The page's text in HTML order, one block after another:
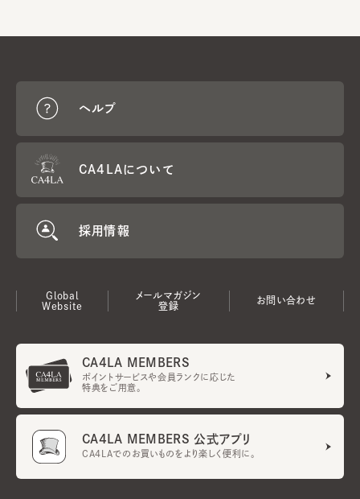
ヘルプ
CA4LAについて
採用情報
Global
Website
メールマガジン
登録
お問い合わせ
CA4LA MEMBERS
ポイントサービスや会員ランクに応じた
特典をご用意。
CA4LA MEMBERS 公式アプリ
CA4LAでのお買いものをより楽しく便利に。